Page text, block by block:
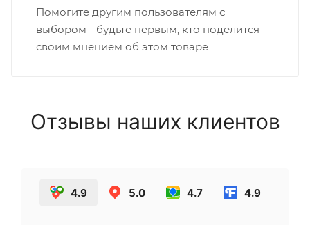
Помогите другим пользователям с
выбором - будьте первым, кто поделится
своим мнением об этом товаре
Отзывы наших клиентов
4.9 5.0 4.7 4.9